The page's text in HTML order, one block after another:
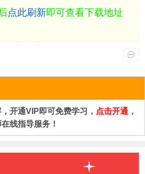
点此刷新即可查看下载地址
开通VIP即可免费学习， 点击开通 ，
线指导服务！